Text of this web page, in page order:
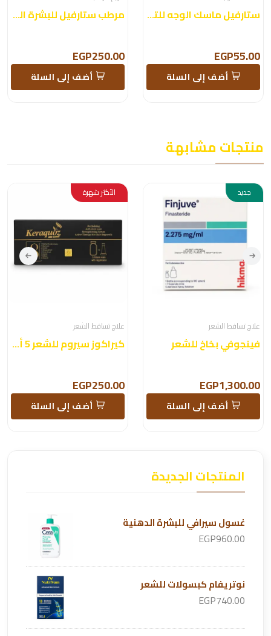
ستارفيل ماسك الوجه للتفتيح
EGP55.00
أضف إلى السلة
مرطب ستارفيل للبشرة الدهنية
EGP250.00
أضف إلى السلة
منتجات مشابهة
جديد
علاج تساقط الشعر
فينجوفي بخاخ للشعر
EGP1,300.00
أضف إلى السلة
الأكثر شهرة
علاج تساقط الشعر
كيراكوز سيروم للشعر 5 أمبولات
EGP250.00
أضف إلى السلة
المنتجات الجديدة
غسول سيرافي للبشرة الدهنية
EGP960.00
نوتريفام كبسولات للشعر
EGP740.00